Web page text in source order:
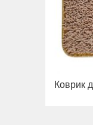
Коврик